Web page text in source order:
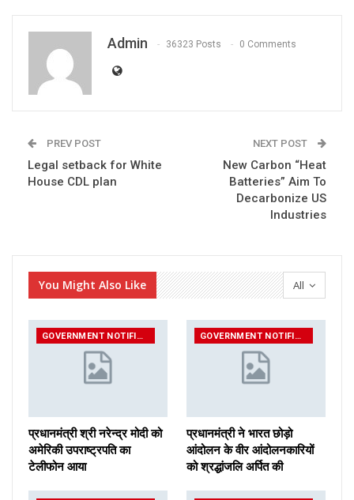
Admin 36323 Posts 0 Comments
PREV POST
Legal setback for White
House CDL plan
NEXT POST
New Carbon “Heat
Batteries” Aim To
Decarbonize US
Industries
All
You Might Also Like
GOVERNMENT NOTIFICATIONS
प्रधानमंत्री श्री नरेन्‍द्र मोदी को
अमेरिकी उपराष्ट्रपति का
टेलीफोन आया
GOVERNMENT NOTIFICATIONS
प्रधानमंत्री ने भारत छोड़ो
आंदोलन के वीर आंदोलनकारियों
को श्रद्धांजलि अर्पित की